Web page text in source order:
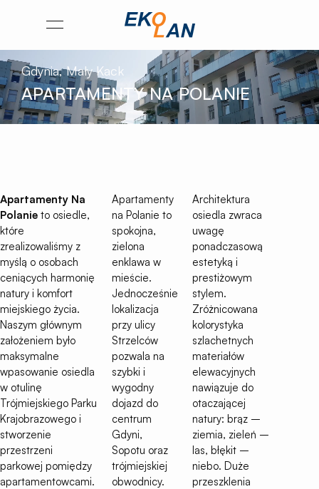
Przejdź
stronę
główną
Ekolan
Otwórz
Gdynia, Mały Kack
APARTAMENTY NA POLANIE
Apartamenty Na
Polanie to osiedle,
które
zrealizowaliśmy z
myślą o osobach
ceniących harmonię
natury i komfort
miejskiego życia.
Naszym głównym
założeniem było
maksymalne
wpasowanie osiedla
w otulinę
Trójmiejskiego Parku
Krajobrazowego i
stworzenie
przestrzeni
parkowej pomiędzy
apartamentowcami.
Apartamenty
na Polanie to
spokojna,
zielona
enklawa w
mieście.
Jednocześnie
lokalizacja
przy ulicy
Strzelców
pozwala na
szybki i
wygodny
dojazd do
centrum
Gdyni,
Sopotu oraz
trójmiejskiej
obwodnicy.
Architektura
osiedla zwraca
uwagę
ponadczasową
estetyką i
prestiżowym
stylem.
Zróżnicowana
kolorystyka
szlachetnych
materiałów
elewacyjnych
nawiązuje do
otaczającej
natury: brąz –
ziemia, zieleń –
las, błękit –
niebo. Duże
przeszklenia